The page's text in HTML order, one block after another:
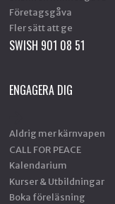
Företagsgåva
Fler sätt att ge
SWISH 901 08 51
ENGAGERA DIG
Aldrig mer kärnvapen
CALL FOR PEACE
Kalendarium
Kurser & Utbildningar
Boka föreläsning